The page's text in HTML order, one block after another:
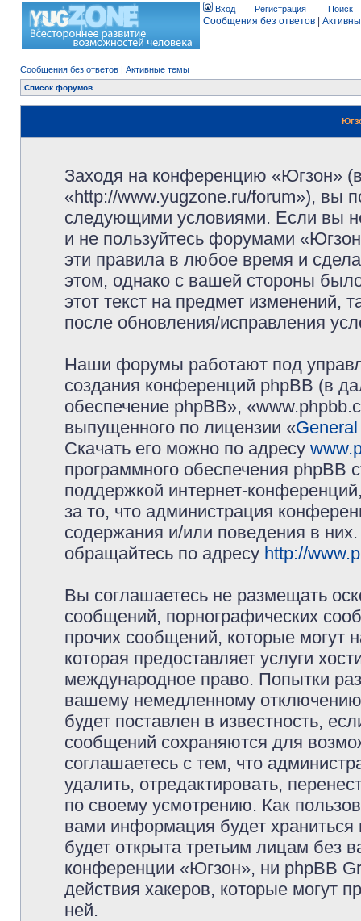
Вход Регистрация Поиск
Сообщения без ответов
Сообщения без ответов | Активные темы
Список форумов
Заходя на конференцию «Югзон»
«http://www.yugzone.ru/forum»), вы
следующими условиями. Если вы
и не пользуйтесь форумами
эти правила в любое время и
этом, однако с вашей стороны
этот текст на предмет изменений,
после обновления/исправления
Наши форумы работают под
создания конференций phpBB (в
обеспечение phpBB»,
выпущенного по лицензии «
Скачать его можно по адресу
программного обеспечения phpBB
поддержкой интернет-
за то, что администрация
содержания и/или поведения в
обращайтесь по адресу http://
Вы соглашаетесь не размещать
сообщений, порнографических
прочих сообщений, которые могут
которая предоставляет услуги
международное право. Попытки
вашему немедленному
будет поставлен в известность,
сообщений сохраняются для
соглашаетесь с тем, что
удалить, отредактировать,
по своему усмотрению. Как
вами информация будет
будет открыта третьим лицам без
конференции «Югзон», ни phpBB
действия хакеров, которые могут
ней.